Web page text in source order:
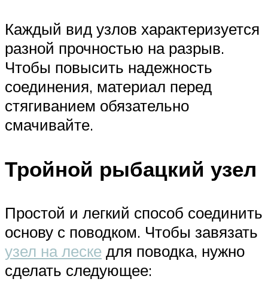
Каждый вид узлов характеризуется
разной прочностью на разрыв.
Чтобы повысить надежность
соединения, материал перед
стягиванием обязательно
смачивайте.
Тройной рыбацкий узел
Простой и легкий способ соединить
основу с поводком. Чтобы завязать
узел на леске для поводка, нужно
сделать следующее: